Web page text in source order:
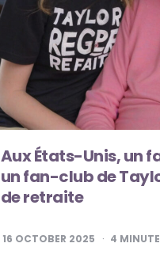
Aux États-Unis, un
un fan-club de
de retraite
16 OCTOBER 2025 4